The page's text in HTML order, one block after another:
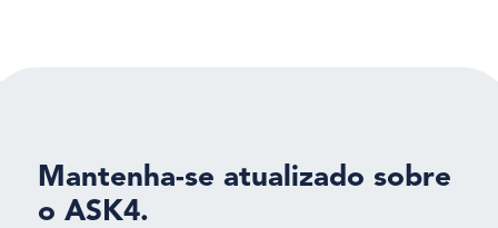
Mantenha-se atualizado sobre
o ASK4.